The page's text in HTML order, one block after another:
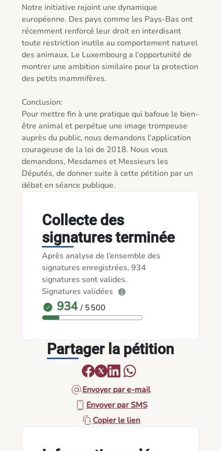
Notre initiative rejoint une dynamique
européenne. Des pays comme les Pays-Bas ont
récemment renforcé leur droit en interdisant
toute restriction inutile au comportement naturel
des animaux. Le Luxembourg a l'opportunité de
montrer une ambition similaire pour la protection
des petits mammifères.
Conclusion:
Pour mettre fin à une pratique qui bafoue le bien-
être animal et perpétue une image trompeuse
auprès du public, nous demandons l'application
courageuse de la loi de 2018. Nous vous
demandons, Mesdames et Messieurs les
Députés, de donner suite à cette pétition par un
débat en séance publique.
Collecte des
signatures terminée
Après analyse de l’ensemble des
signatures enregistrées, 934
signatures sont valides.
Signatures validées
934 / 5 500
Partager la pétition
Envoyer par e-mail
Envoyer par SMS
Copier le lien